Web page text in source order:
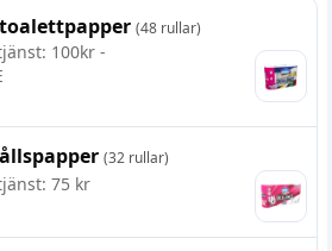
toalettpapper (48 rullar)
100kr -
(32 rullar)
75 kr